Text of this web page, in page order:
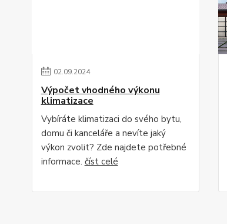
02.09.2024
Výpočet vhodného výkonu
klimatizace
Vybíráte klimatizaci do svého bytu,
domu či kanceláře a nevíte jaký
výkon zvolit? Zde najdete potřebné
informace. číst celé